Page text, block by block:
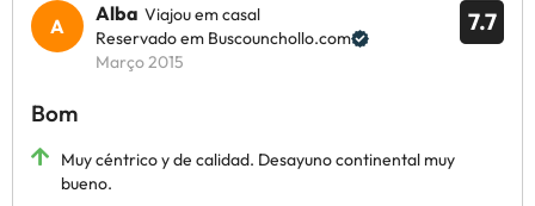
7.7
Alba Viajou em casal
Reservado em Buscounchollo.com
Março 2015
Bom
Muy céntrico y de calidad. Desayuno continental muy
bueno.